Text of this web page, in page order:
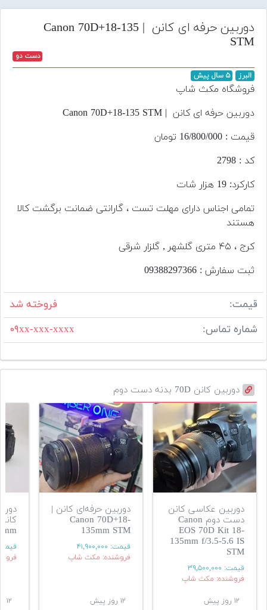
تجهیزات
مکث
پلاس
افزودن
محصول
دست
دوم
لیست
دوربین
بله
دوربین حرفه ای کانن | Canon 70D+18-135
STM
دست دو
البرز ۵ سال پیش
فروشگاه مکث شاپ
دوربین حرفه ای کانن | Canon 70D+18-135 STM
قیمت : 16/800/000 تومان
کد : 2798
کارکرد: 19 هزار شات
تمامی اجناس دارای مهلت تست ، گارانتی ضمانت برگشت کالا
هستند
کرج ، ۴۵ متری گلشهر , گلزار شرقی
ثبت سفارش : 09388297366
قیمت:
فروخته شد
شماره تماس:
۰۹xx-xxx-xxxx
دوربین کانن 70D بدنه دست دوم
دوربین عکاسی کانن
دست دوم Canon
EOS 70D Kit 18-
135mm f/3.5-5.6 IS
STM
قیمت: ۳۹,۵۰۰,۰۰۰
فروشنده: مکث شاپ
۱۲ روز پیش
دوربین حرفه‌ای کانن |
Canon 70D+18-
135mm STM
قیمت: ۴۱,۹۰۰,۰۰۰
فروشنده: مکث شاپ
۱۲ روز پیش ۱۲ روز پیش